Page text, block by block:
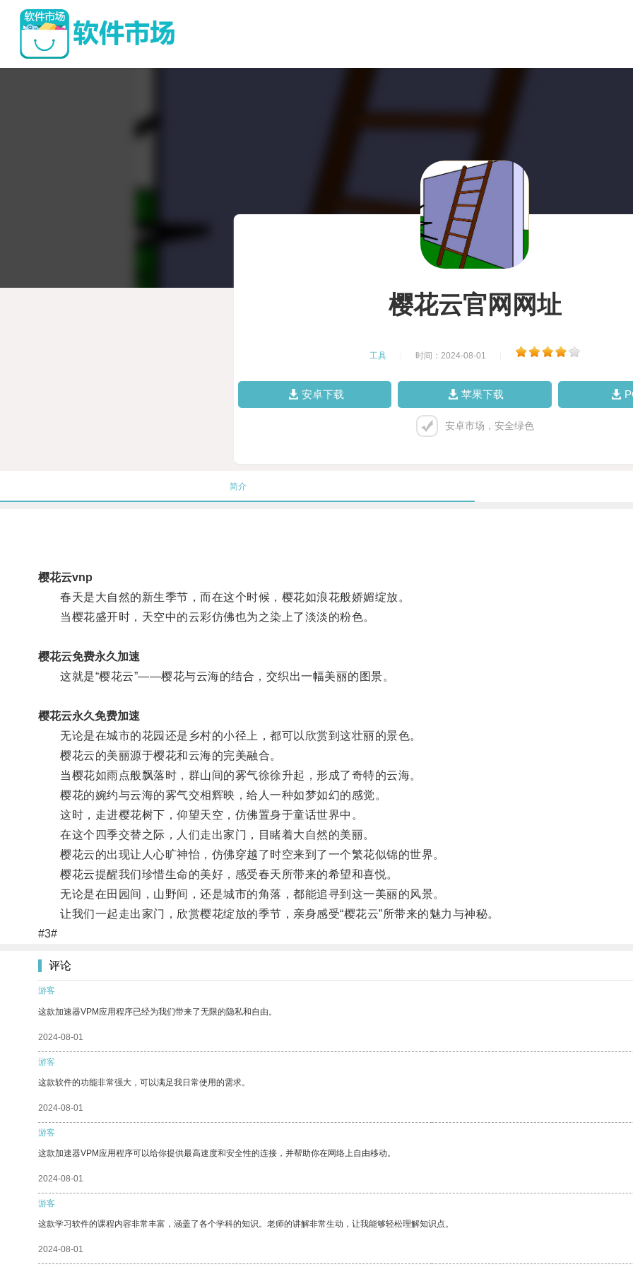
樱花云官网网址
工具 时间：2024-08-01
安卓下载 苹果下载
安卓市场，安全绿色
简介
樱花云vnp
春天是大自然的新生季节，而在这个时候，樱花如浪花般娇媚绽放。
当樱花盛开时，天空中的云彩仿佛也为之染上了淡淡的粉色。
樱花云免费永久加速
这就是“樱花云”——樱花与云海的结合，交织出一幅美丽的图景。
樱花云永久免费加速
无论是在城市的花园还是乡村的小径上，都可以欣赏到这壮丽的景色。
樱花云的美丽源于樱花和云海的完美融合。
当樱花如雨点般飘落时，群山间的雾气徐徐升起，形成了奇特的云海。
樱花的婉约与云海的雾气交相辉映，给人一种如梦如幻的感觉。
这时，走进樱花树下，仰望天空，仿佛置身于童话世界中。
在这个四季交替之际，人们走出家门，目睹着大自然的美丽。
樱花云的出现让人心旷神怡，仿佛穿越了时空来到了一个繁花似锦的世界。
樱花云提醒我们珍惜生命的美好，感受春天所带来的希望和喜悦。
无论是在田园间，山野间，还是城市的角落，都能追寻到这一美丽的风景。
让我们一起走出家门，欣赏樱花绽放的季节，亲身感受“樱花云”所带来的魅力与神秘。
#3#
评论
游客
这款加速器VPM应用程序已经为我们带来了无限的隐私和自由。
2024-08-01
游客
这款软件的功能非常强大，可以满足我日常使用的需求。
2024-08-01
游客
这款加速器VPM应用程序可以给你提供最高速度和安全性的连接，并帮助你在网络上自由移动。
2024-08-01
游客
这款学习软件的课程内容非常丰富，涵盖了各个学科的知识。老师的讲解非常生动，让我能够轻松理解知识点。
2024-08-01